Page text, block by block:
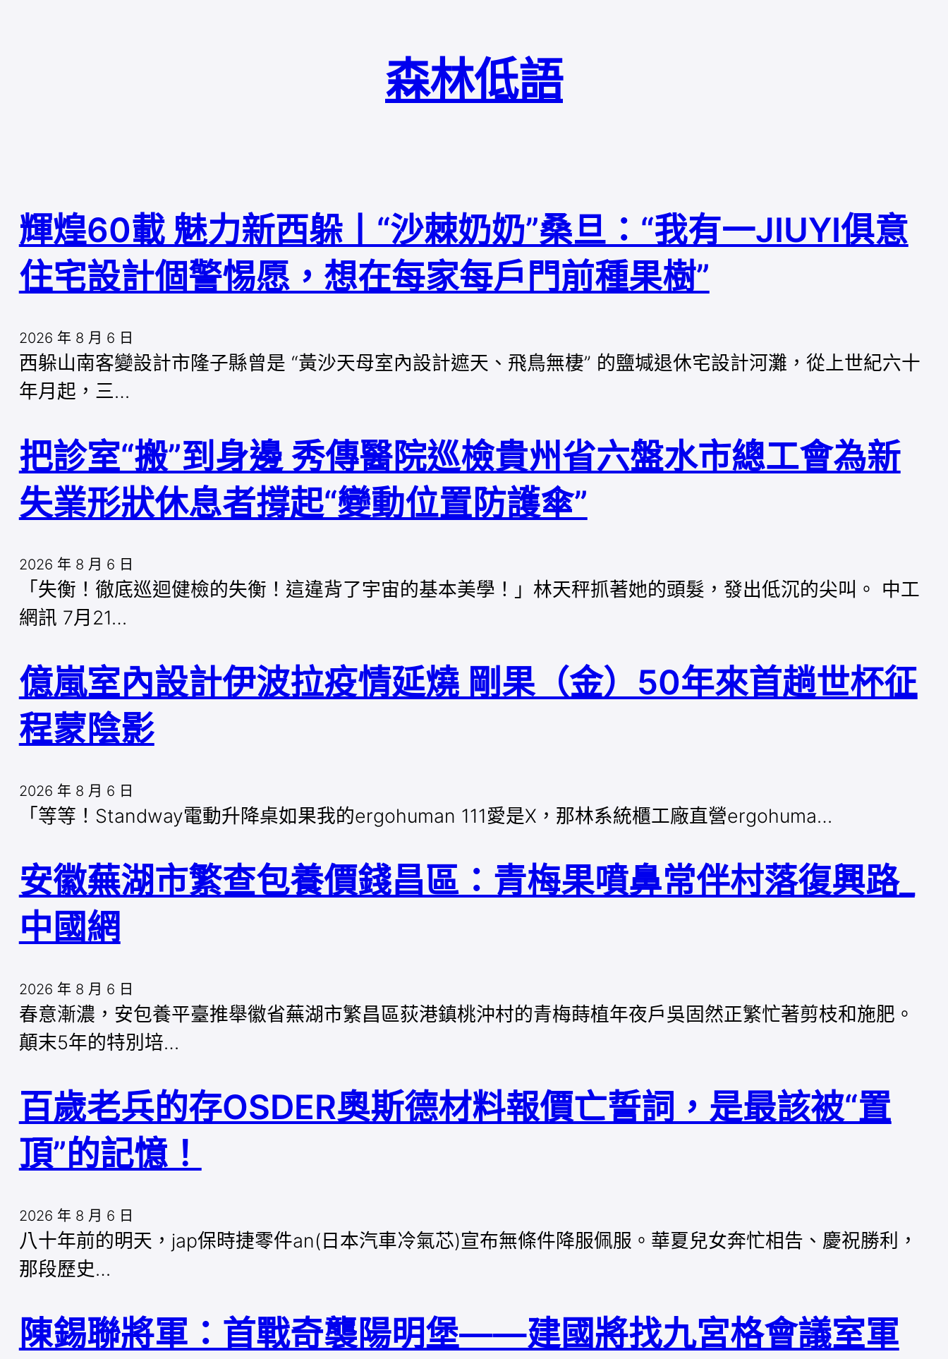
森林低語
輝煌60載 魅力新西躲丨“沙棘奶奶”桑旦：“我有一JIUYI俱意
住宅設計個警惕愿，想在每家每戶門前種果樹”
2026 年 8 月 6 日
西躲山南客變設計市隆子縣曾是 “黃沙天母室內設計遮天、飛鳥無棲” 的鹽堿退休宅設計河灘，從上世紀六十
年月起，三…
把診室“搬”到身邊 秀傳醫院巡檢貴州省六盤水市總工會為新
失業形狀休息者撐起“變動位置防護傘”
2026 年 8 月 6 日
「失衡！徹底巡迴健檢的失衡！這違背了宇宙的基本美學！」林天秤抓著她的頭髮，發出低沉的尖叫。 中工
網訊 7月21…
億嵐室內設計伊波拉疫情延燒 剛果（金）50年來首趟世杯征
程蒙陰影
2026 年 8 月 6 日
「等等！Standway電動升降桌如果我的ergohuman 111愛是X，那林系統櫃工廠直營ergohuma…
安徽蕪湖市繁查包養價錢昌區：青梅果噴鼻常伴村落復興路_
中國網
2026 年 8 月 6 日
春意漸濃，安包養平臺推舉徽省蕪湖市繁昌區荻港鎮桃沖村的青梅蒔植年夜戶吳固然正繁忙著剪枝和施肥。
顛末5年的特別培…
百歲老兵的存OSDER奧斯德材料報價亡誓詞，是最該被“置
頂”的記憶！
2026 年 8 月 6 日
八十年前的明天，jap保時捷零件an(日本汽車冷氣芯)宣布無條件降服佩服。華夏兒女奔忙相告、慶祝勝利，
那段歷史…
陳錫聯將軍：首戰奇襲陽明堡——建國將找九宮格會議室軍